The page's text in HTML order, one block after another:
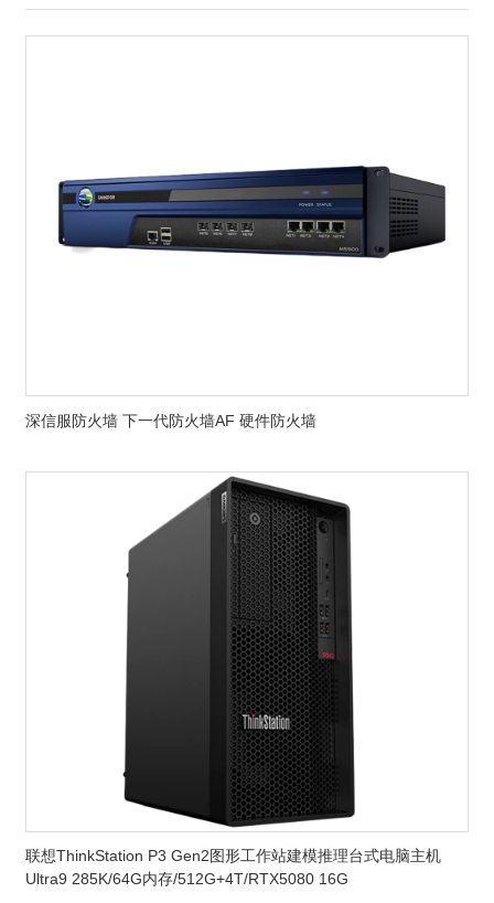
深信服防火墙 下一代防火墙AF 硬件防火墙
联想ThinkStation P3 Gen2图形工作站建模推理台式电脑主机
Ultra9 285K/64G内存/512G+4T/RTX5080 16G